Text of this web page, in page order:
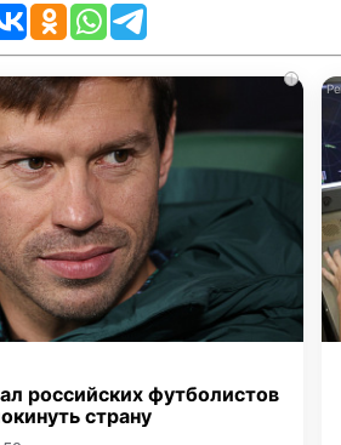
i
российских футболистов
страну